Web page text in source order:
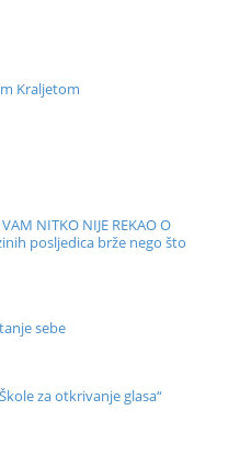
Kraljetom
NITKO NIJE REKAO O
posljedica brže nego što
sebe
za otkrivanje glasa“